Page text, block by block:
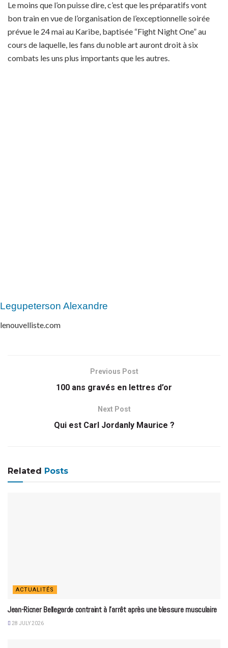
Le moins que l’on puisse dire, c’est que les préparatifs vont
bon train en vue de l’organisation de l’exceptionnelle soirée
prévue le 24 mai au Karibe, baptisée “Fight Night One” au
cours de laquelle, les fans du noble art auront droit à six
combats les uns plus importants que les autres.
Legupeterson Alexandre
lenouvelliste.com
Previous Post
100 ans gravés en lettres d’or
Next Post
Qui est Carl Jordanly Maurice ?
Related Posts
ACTUALITÉS
Jean-Ricner Bellegarde contraint à l’arrêt après une blessure musculaire
28 JULY 2026